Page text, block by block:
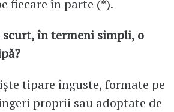
fiecare în parte (*).
scurt, în termeni simpli, o
tipare înguste, formate pe
proprii sau adoptate de